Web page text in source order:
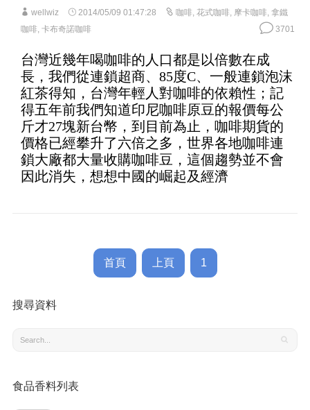
wellwiz 2014/05/09 01:47:28 咖啡, 花式咖啡, 摩卡咖啡, 拿鐵
咖啡, 卡布奇諾咖啡 3701
台灣近幾年喝咖啡的人口都是以倍數在成
長，我們從連鎖超商、85度C、一般連鎖泡沫
紅茶得知，台灣年輕人對咖啡的依賴性；記
得五年前我們知道印尼咖啡原豆的報價每公
斤才27塊新台幣，到目前為止，咖啡期貨的
價格已經攀升了六倍之多，世界各地咖啡連
鎖大廠都大量收購咖啡豆，這個趨勢並不會
因此消失，想想中國的崛起及經濟
首頁 上頁 1
搜尋資料
食品香料列表